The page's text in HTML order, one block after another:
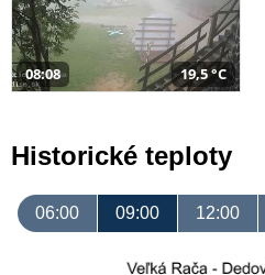
08:08 19,5 °C
Historické teploty
06:00 09:00 12:00